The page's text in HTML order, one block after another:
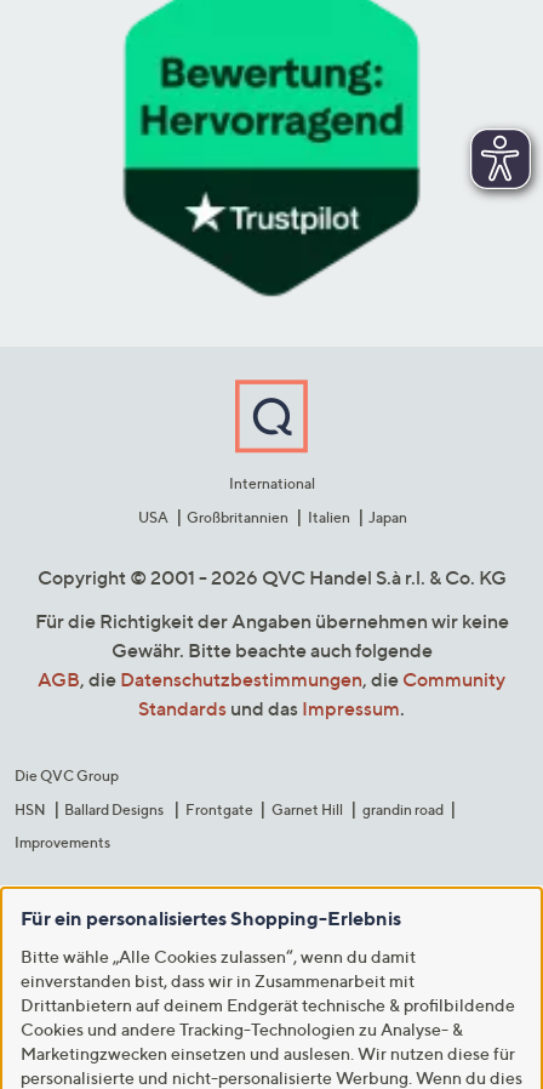
International
USA
Großbritannien Italien Japan
Copyright © 2001 - 2026 QVC Handel S.à r.l. & Co. KG
Für die Richtigkeit der Angaben übernehmen wir keine
Gewähr. Bitte beachte auch folgende
AGB, die Datenschutzbestimmungen, die Community
Standards und das Impressum.
Die QVC Group
HSN
Ballard Designs Frontgate Garnet Hill
grandin road
Improvements
Für ein personalisiertes Shopping-Erlebnis
Bitte wähle „Alle Cookies zulassen“, wenn du damit
einverstanden bist, dass wir in Zusammenarbeit mit
Drittanbietern auf deinem Endgerät technische & profilbildende
Cookies und andere Tracking-Technologien zu Analyse- &
Marketingzwecken einsetzen und auslesen. Wir nutzen diese für
personalisierte und nicht-personalisierte Werbung. Wenn du dies